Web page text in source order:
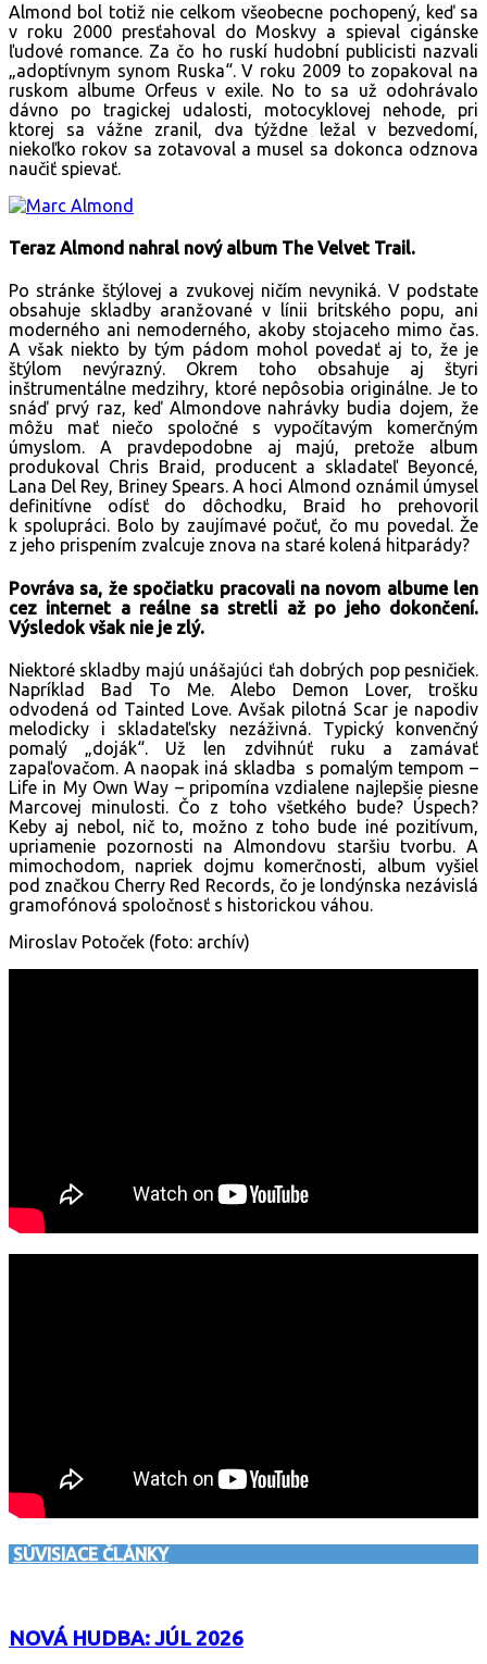
Almond bol totiž nie celkom všeobecne pochopený, keď sa
v roku 2000 presťahoval do Moskvy a spieval cigánske
ľudové romance. Za čo ho ruskí hudobní publicisti nazvali
„adoptívnym synom Ruska“. V roku 2009 to zopakoval na
ruskom albume Orfeus v exile. No to sa už odohrávalo
dávno po tragickej udalosti, motocyklovej nehode, pri
ktorej sa vážne zranil, dva týždne ležal v bezvedomí,
niekoľko rokov sa zotavoval a musel sa dokonca odznova
naučiť spievať.
Teraz Almond nahral nový album The Velvet Trail.
Po stránke štýlovej a zvukovej ničím nevyniká. V podstate
obsahuje skladby aranžované v línii britského popu, ani
moderného ani nemoderného, akoby stojaceho mimo čas.
A však niekto by tým pádom mohol povedať aj to, že je
štýlom nevýrazný. Okrem toho obsahuje aj štyri
inštrumentálne medzihry, ktoré nepôsobia originálne. Je to
snáď prvý raz, keď Almondove nahrávky budia dojem, že
môžu mať niečo spoločné s vypočítavým komerčným
úmyslom. A pravdepodobne aj majú, pretože album
produkoval Chris Braid, producent a skladateľ Beyoncé,
Lana Del Rey, Briney Spears. A hoci Almond oznámil úmysel
definitívne odísť do dôchodku, Braid ho prehovoril
k spolupráci. Bolo by zaujímavé počuť, čo mu povedal. Že
z jeho prispením zvalcuje znova na staré kolená hitparády?
Povráva sa, že spočiatku pracovali na novom albume len
cez internet a reálne sa stretli až po jeho dokončení.
Výsledok však nie je zlý.
Niektoré skladby majú unášajúci ťah dobrých pop pesničiek.
Napríklad Bad To Me. Alebo Demon Lover, trošku
odvodená od Tainted Love. Avšak pilotná Scar je napodiv
melodicky i skladateľsky nezáživná. Typický konvenčný
pomalý „doják“. Už len zdvihnúť ruku a zamávať
zapaľovačom. A naopak iná skladba s pomalým tempom –
Life in My Own Way – pripomína vzdialene najlepšie piesne
Marcovej minulosti. Čo z toho všetkého bude? Úspech?
Keby aj nebol, nič to, možno z toho bude iné pozitívum,
upriamenie pozornosti na Almondovu staršiu tvorbu. A
mimochodom, napriek dojmu komerčnosti, album vyšiel
pod značkou Cherry Red Records, čo je londýnska nezávislá
gramofónová spoločnosť s historickou váhou.
Miroslav Potoček (foto: archív)
SÚVISIACE ČLÁNKY
NOVÁ HUDBA: JÚL 2026